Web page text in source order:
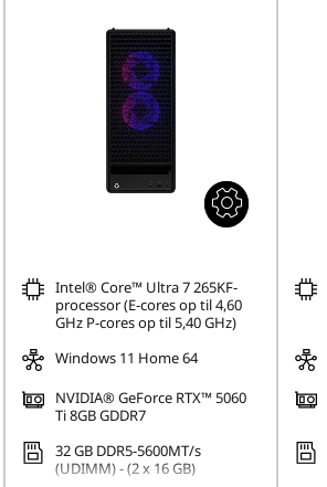
Intel® Core™ Ultra 7 265KF-
processor (E-cores op til 4,60
GHz P-cores op til 5,40 GHz)
Windows 11 Home 64
NVIDIA® GeForce RTX™ 5060
Ti 8GB GDDR7
32 GB DDR5-5600MT/s
(UDIMM) - (2 x 16 GB)